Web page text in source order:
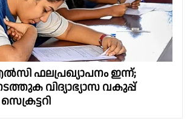
ഫലപ്രഖ്യാപനം ഇന്ന്;
വിദ്യാഭ്യാസ വകുപ്പ്